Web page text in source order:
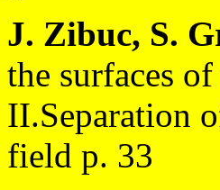
J. Zibuc, S.
the surfaces
II.Separation
field p. 33